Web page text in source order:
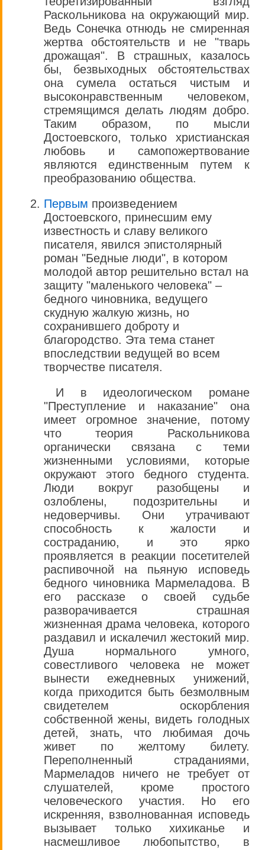
Раскольникова на окружающий мир.
Ведь Сонечка отнюдь не смиренная
жертва обстоятельств и не "тварь
дрожащая". В страшных, казалось
бы, безвыходных обстоятельствах
она сумела остаться чистым и
высоконравственным человеком,
стремящимся делать людям добро.
Таким образом, по мысли
Достоевского, только христианская
любовь и самопожертвование
являются единственным путем к
преобразованию общества.
Первым произведением
Достоевского, принесшим ему
известность и славу великого
писателя, явился эпистолярный
роман "Бедные люди", в котором
молодой автор решительно встал на
защиту "маленького человека" –
бедного чиновника, ведущего
скудную жалкую жизнь, но
сохранившего доброту и
благородство. Эта тема станет
впоследствии ведущей во всем
творчестве писателя.
И в идеологическом романе
"Преступление и наказание" она
имеет огромное значение, потому
что теория Раскольникова
органически связана с теми
жизненными условиями, которые
окружают этого бедного студента.
Люди вокруг разобщены и
озлоблены, подозрительны и
недоверчивы. Они утрачивают
способность к жалости и
состраданию, и это ярко
проявляется в реакции посетителей
распивочной на пьяную исповедь
бедного чиновника Мармеладова. В
его рассказе о своей судьбе
разворачивается страшная
жизненная драма человека, которого
раздавил и искалечил жестокий мир.
Душа нормального умного,
совестливого человека не может
вынести ежедневных унижений,
когда приходится быть безмолвным
свидетелем оскорбления
собственной жены, видеть голодных
детей, знать, что любимая дочь
живет по желтому билету.
Переполненный страданиями,
Мармеладов ничего не требует от
слушателей, кроме простого
человеческого участия. Но его
искренняя, взволнованная исповедь
вызывает только хихиканье и
насмешливое любопытство, в